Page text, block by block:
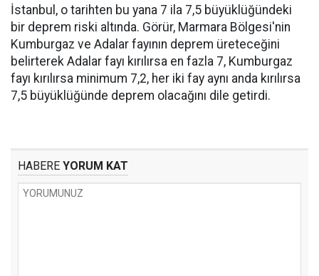
İstanbul, o tarihten bu yana 7 ila 7,5 büyüklüğündeki
bir deprem riski altında. Görür, Marmara Bölgesi'nin
Kumburgaz ve Adalar fayının deprem üreteceğini
belirterek Adalar fayı kırılırsa en fazla 7, Kumburgaz
fayı kırılırsa minimum 7,2, her iki fay aynı anda kırılırsa
7,5 büyüklüğünde deprem olacağını dile getirdi.
HABERE YORUM KAT